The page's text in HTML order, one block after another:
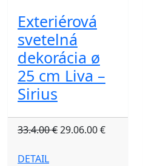
Exteriérová
svetelná
dekorácia ø
25 cm Liva –
Sirius
33.4.00 €29.06.00 €
DETAIL